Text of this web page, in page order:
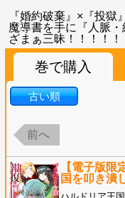
『婚約破棄』×『投
魔導書を手に『人脈
ざまぁ三昧！！！！！
巻で購入
古い順
前へ
【電子版限
国を叩き潰